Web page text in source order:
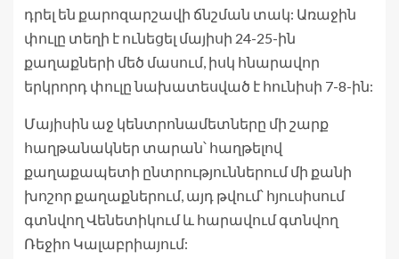
դրել են քարոզարշավի ճնշման տակ: Առաջին
փուլը տեղի է ունեցել մայիսի 24-25-ին
քաղաքների մեծ մասում, իսկ հնարավոր
երկրորդ փուլը նախատեսված է հունիսի 7-8-ին:
Մայիսին աջ կենտրոնամետները մի շարք
հաղթանակներ տարան՝ հաղթելով
քաղաքապետի ընտրություններում մի քանի
խոշոր քաղաքներում, այդ թվում՝ հյուսիսում
գտնվող Վենետիկում և հարավում գտնվող
Ռեջիո Կալաբրիայում: